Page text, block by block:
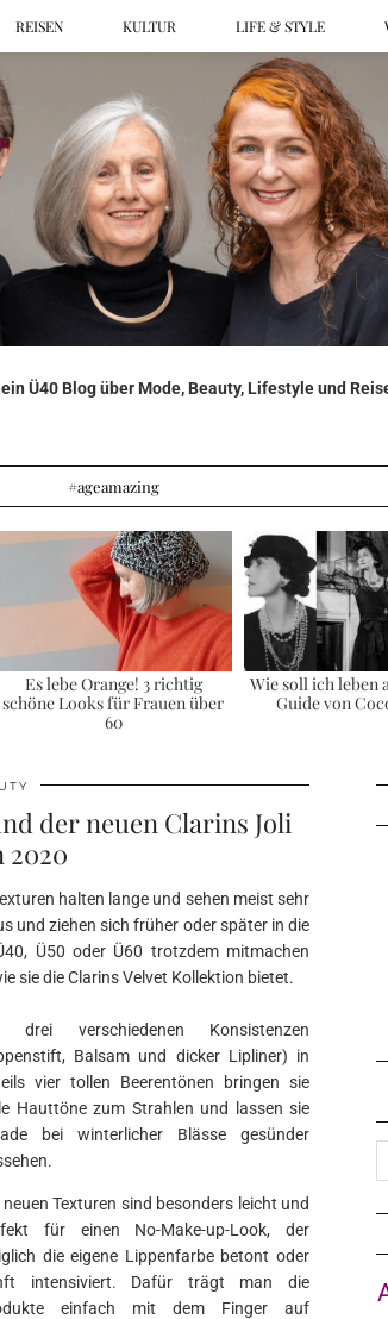
REISEN KULTUR LIFE & STYLE
Ü40 Blog über Mode, Beauty, Lifestyle und
#ageamazing
Es lebe Orange! 3 richtig
schöne Looks für Frauen über
60
Wie soll ich leben
Guide von
der neuen Clarins Joli
2020
halten lange und sehen meist sehr
und ziehen sich früher oder später in die
Ü50 oder Ü60 trotzdem mitmachen
sie die Clarins Velvet Kollektion bietet.
drei verschiedenen Konsistenzen
Balsam und dicker Lipliner) in
vier tollen Beerentönen bringen sie
Hauttöne zum Strahlen und lassen sie
bei winterlicher Blässe gesünder
neuen Texturen sind besonders leicht und
für einen No-Make-up-Look, der
die eigene Lippenfarbe betont oder
intensiviert. Dafür trägt man die
einfach mit dem Finger auf